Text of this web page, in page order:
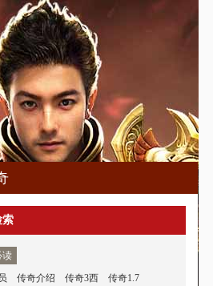
索
读
传奇介绍 传奇3西
传奇1.7